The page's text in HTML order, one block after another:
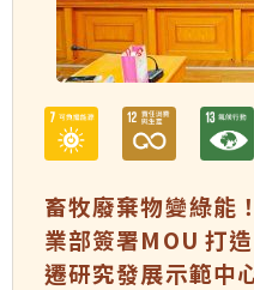
畜牧廢棄物變綠能
業部簽署MOU 打
遷研究發展示範中心